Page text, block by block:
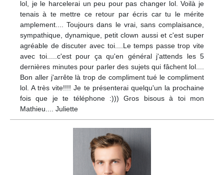
lol, je le harcelerai un peu pour pas changer lol. Voilà je
tenais à te mettre ce retour par écris car tu le mérite
amplement.... Toujours dans le vrai, sans complaisance,
sympathique, dynamique, petit clown aussi et c'est super
agréable de discuter avec toi....Le temps passe trop vite
avec toi.....c'est pour ça qu'en général j'attends les 5
dernières minutes pour parler des sujets qui fâchent lol....
Bon aller j'arrête là trop de compliment tué le compliment
lol. A très vite!!!! Je te présenterai quelqu'un la prochaine
fois que je te téléphone :))) Gros bisous à toi mon
Mathieu.... Juliette